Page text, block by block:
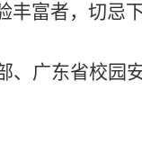
丰富者，切忌
、广东省校